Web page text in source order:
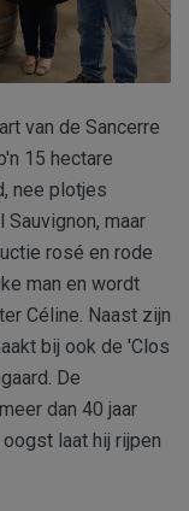
van de Sancerre
15 hectare
nee plotjes
maar
rosé en rode
man en wordt
Céline. Naast zijn
bij ook de 'Clos
De
dan 40 jaar
laat hij rijpen